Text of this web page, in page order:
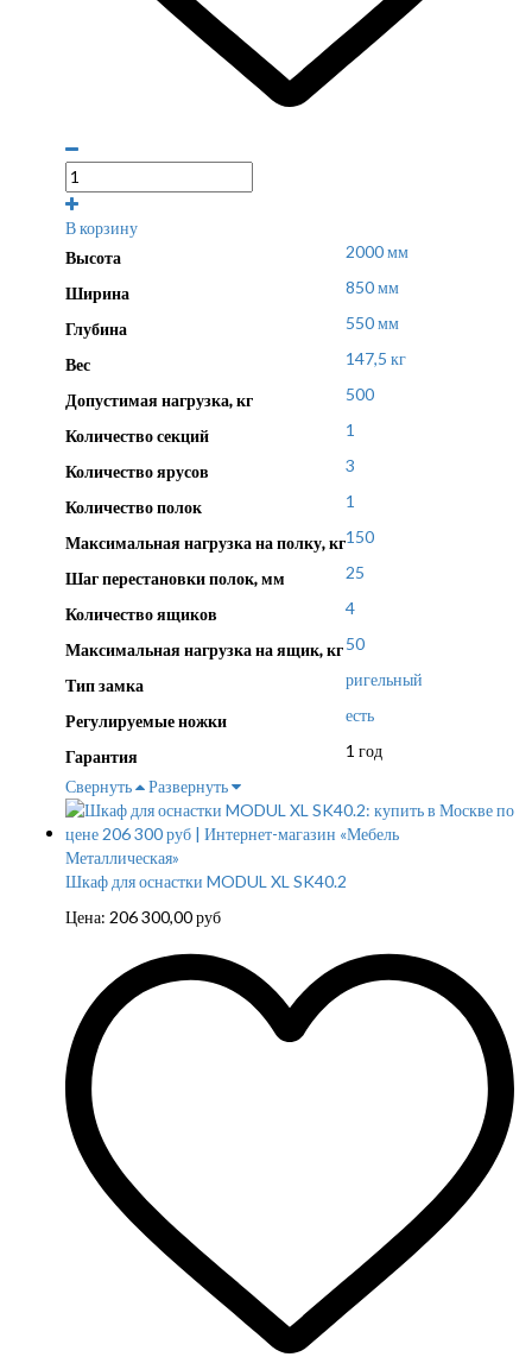
В корзину
Высота
2000 мм
Ширина 850 мм
Глубина 550 мм
Вес 147,5 кг
Допустимая нагрузка, кг 500
Количество секций 1
Количество ярусов 3
Количество полок 1
Максимальная нагрузка на полку, кг150
Шаг перестановки полок, мм 25
Количество ящиков 4
Максимальная нагрузка на ящик, кг50
Тип замка ригельный
Регулируемые ножки есть
Гарантия
1 год
Свернуть
Развернуть
Шкаф для оснастки MODUL XL SK40.2
Цена: 206 300,00руб